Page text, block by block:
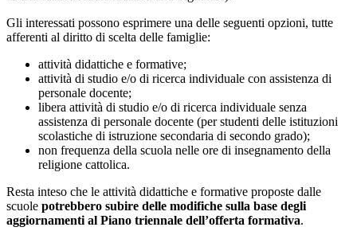
Gli interessati possono esprimere una delle seguenti opzioni, tutte
afferenti al diritto di scelta delle famiglie:
attività didattiche e formative;
attività di studio e/o di ricerca individuale con assistenza di
personale docente;
libera attività di studio e/o di ricerca individuale senza
assistenza di personale docente (per studenti delle istituzioni
scolastiche di istruzione secondaria di secondo grado);
non frequenza della scuola nelle ore di insegnamento della
religione cattolica.
Resta inteso che le attività didattiche e formative proposte dalle
scuole potrebbero subire delle modifiche sulla base degli
aggiornamenti al Piano triennale dell’offerta formativa.